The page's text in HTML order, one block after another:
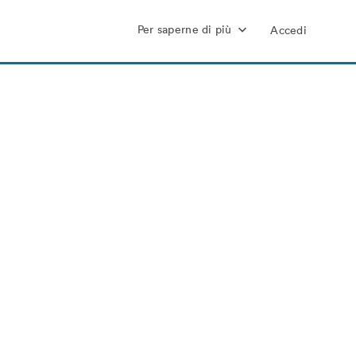
Per saperne di più Accedi